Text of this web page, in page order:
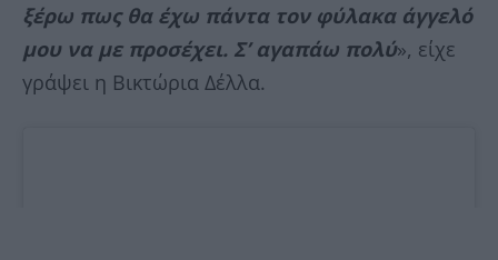
ξέρω πως θα έχω πάντα τον φύλακα άγγελό
μου να με προσέχει. Σ’ αγαπάω πολύ», είχε
γράψει η Βικτώρια Δέλλα.